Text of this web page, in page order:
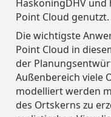
HaskoningDHV und
Point Cloud genutzt.
Die wichtigste
Point Cloud in
der
Außenbereich viele
modelliert werden
des Ortskerns zu